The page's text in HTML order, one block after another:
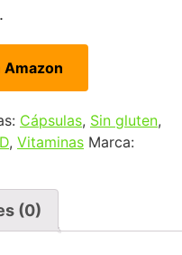
Amazon
Cápsulas, Sin gluten,
, Vitaminas Marca:
(0)